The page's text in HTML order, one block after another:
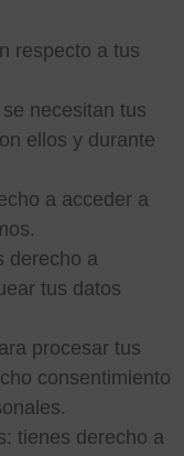
respecto a tus
necesitan tus
ellos y durante
a acceder a
derecho a
tus datos
procesar tus
consentimiento
tienes derecho a